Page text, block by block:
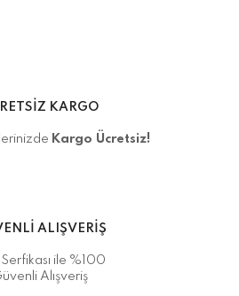
KARGO
Kargo Ücretsiz!
ALIŞVERİŞ
Serfikası ile %100
Alışveriş